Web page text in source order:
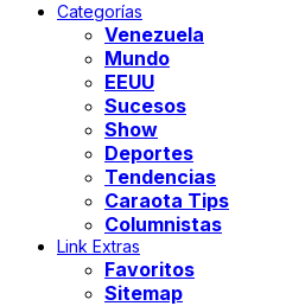
Categorías
Venezuela
Mundo
EEUU
Sucesos
Show
Deportes
Tendencias
Caraota Tips
Columnistas
Link Extras
Favoritos
Sitemap